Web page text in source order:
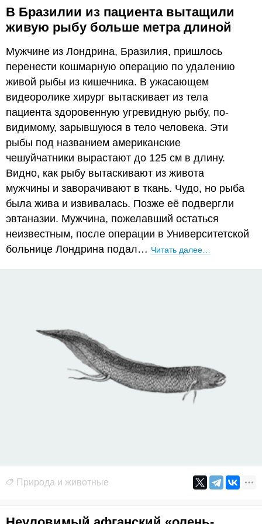
В Бразилии из пациента вытащили
живую рыбу больше метра длиной
Мужчине из Лондрина, Бразилия, пришлось
перенести кошмарную операцию по удалению
живой рыбы из кишечника. В ужасающем
видеоролике хирург вытаскивает из тела
пациента здоровенную угревидную рыбу, по-
видимому, зарывшуюся в тело человека. Эти
рыбы под названием американские
чешуйчатники вырастают до 125 см в длину.
Видно, как рыбу вытаскивают из живота
мужчины и заворачивают в ткань. Чудо, но рыба
была жива и извивалась. Позже её подвергли
эвтаназии. Мужчина, пожелавший остаться
неизвестным, после операции в Университетской
больнице Лондрина подал… Читать далее…
Природа и животные